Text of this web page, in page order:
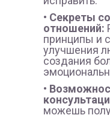
•
можешь
• Секреты
отношений:
принципы и
улучшения
создания